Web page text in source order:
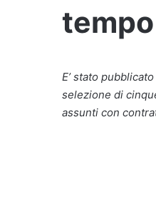
E’ stato
selezione di
assunti con